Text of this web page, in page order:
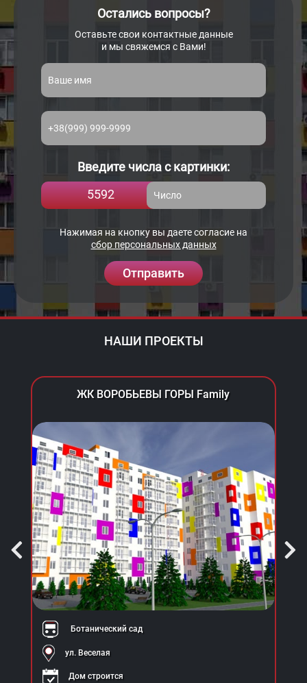
Остались вопросы?
Оставьте свои контактные данные
и мы свяжемся с Вами!
Введите числа с картинки:
5592
Нажимая на кнопку вы даете согласие на
сбор персональных данных
Отправить
НАШИ ПРОЕКТЫ
ЖК ВОРОБЬЕВЫ ГОРЫ Family
Ботанический сад
ул. Веселая
Дом строится